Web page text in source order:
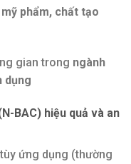
phẩm, chất tạo
gian trong ngành
dụng
BAC) hiệu quả và an
ứng dụng (thường